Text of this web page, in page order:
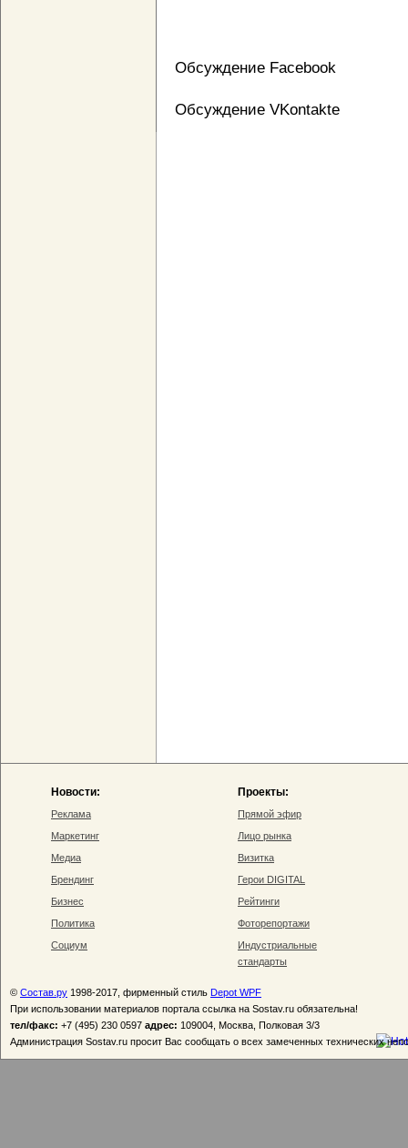
Обсуждение Facebook
Обсуждение VKontakte
Новости:
Реклама
Маркетинг
Медиа
Брендинг
Бизнес
Политика
Социум
Проекты:
Прямой эфир
Лицо рынка
Визитка
Герои DIGITAL
Рейтинги
Фоторепортажи
Индустриальные
стандарты
© Состав.ру 1998-2017, фирменный стиль Depot WPF
При использовании материалов портала ссылка на Sostav.ru обязательна!
тел/факс: +7 (495) 230 0597 адрес: 109004, Москва, Полковая 3/3
Администрация Sostav.ru просит Вас сообщать о всех замеченных технических